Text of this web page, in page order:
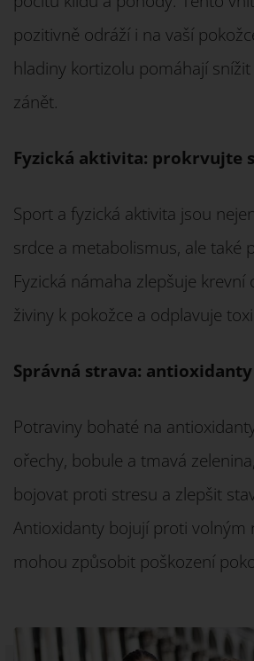
pozitivně odráží i na vaší
hladiny kortizolu pomáhají
zánět.
Fyzická aktivita: prokrvujte
Sport a fyzická aktivita jsou
srdce a metabolismus, ale také
Fyzická námaha zlepšuje krevní
živiny k pokožce a odplavuje
Správná strava:
Potraviny bohaté na
ořechy, bobule a tmavá
bojovat proti stresu a zlepšit
Antioxidanty bojují proti volným
mohou způsobit poškození